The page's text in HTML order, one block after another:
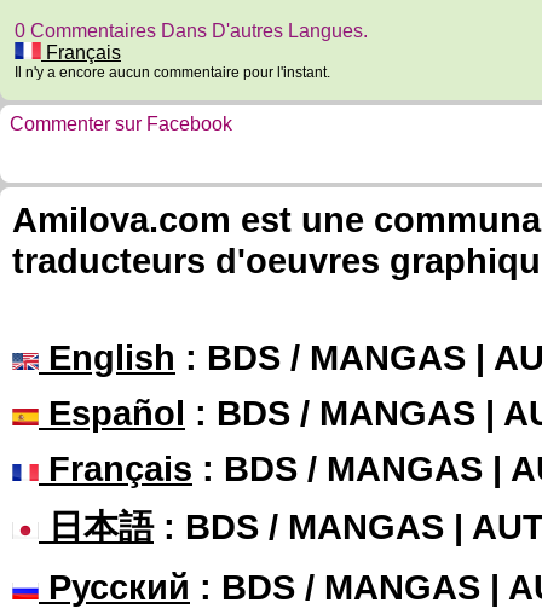
0 Commentaires Dans D'autres Langues.
Français
Il n'y a encore aucun commentaire pour l'instant.
Commenter sur Facebook
Amilova.com est une
traducteurs d'oeuvres
English : BDS / MANGAS |
Español : BDS / MANGAS |
Français : BDS / MANGAS |
日本語: BDS / MANGAS |
Русский : BDS / MANGAS |